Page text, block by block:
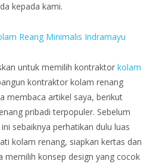
kepada kami.
Reang Minimalis Indramayu
untuk memilih kontraktor kolam
kontraktor kolam renang
membaca artikel saya, berikut
pribadi terpopuler. Sebelum
sebaiknya perhatikan dulu luas
kolam renang, siapkan kertas dan
memilih konsep design yang cocok